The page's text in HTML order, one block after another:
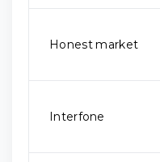
Honest market
Interfone